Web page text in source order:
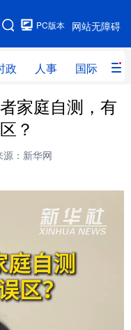
网站无障碍
PC版本
政 人事 国际 财
时政 人事
网评
球连线
体育 文化
视频
金融 汽车
息化 乡村振兴
家庭自测，有
？
源：新华网